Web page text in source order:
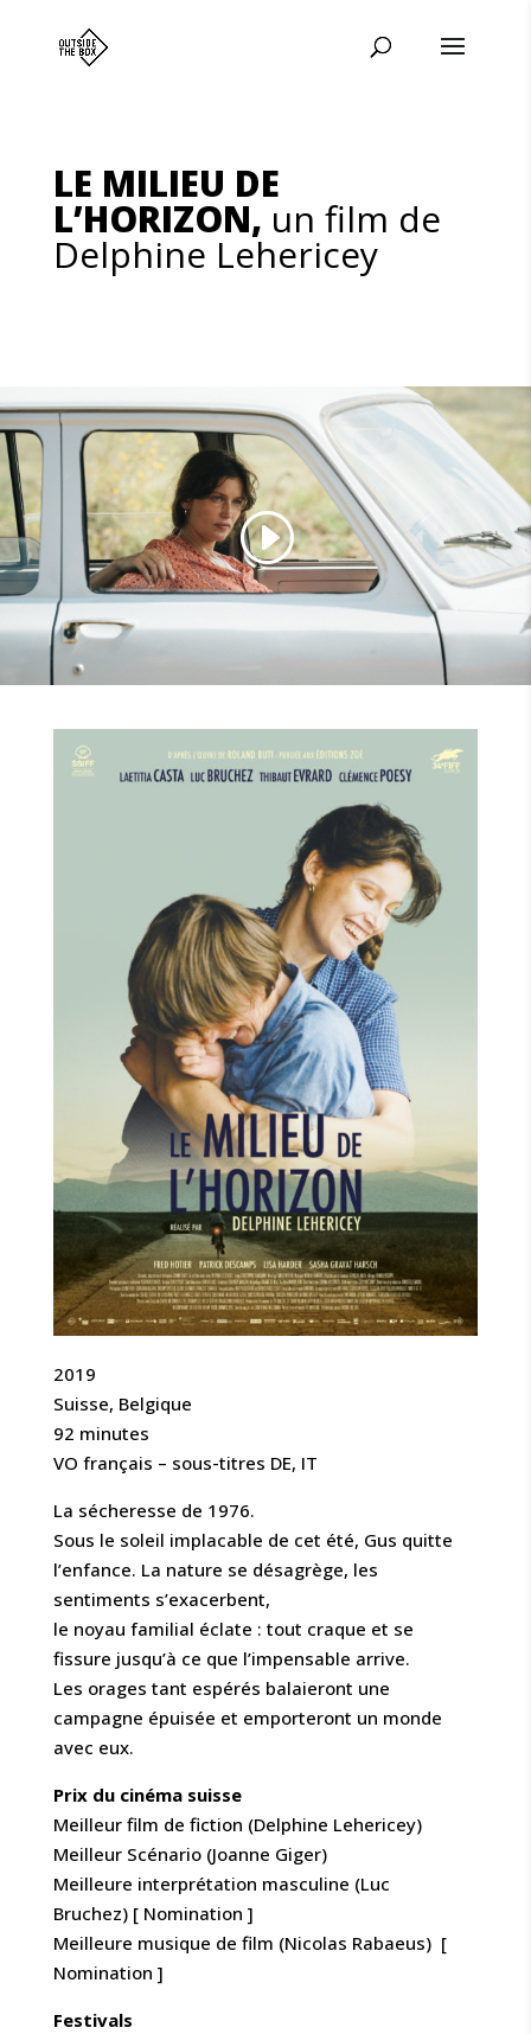
LE MILIEU DE
L’HORIZON, un film de
Delphine Lehericey
2019
Suisse, Belgique
92 minutes
VO français – sous-titres DE, IT
La sécheresse de 1976.
Sous le soleil implacable de cet été, Gus quitte
l’enfance. La nature se désagrège, les
sentiments s’exacerbent,
le noyau familial éclate : tout craque et se
fissure jusqu’à ce que l’impensable arrive.
Les orages tant espérés balaieront une
campagne épuisée et emporteront un monde
avec eux.
Prix du cinéma suisse
Meilleur film de fiction (Delphine Lehericey)
Meilleur Scénario (Joanne Giger)
Meilleure interprétation masculine (Luc
Bruchez) [ Nomination ]
Meilleure musique de film (Nicolas Rabaeus) [
Nomination ]
Festivals